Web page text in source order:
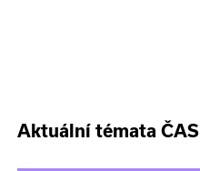
Aktuální témata ČAS